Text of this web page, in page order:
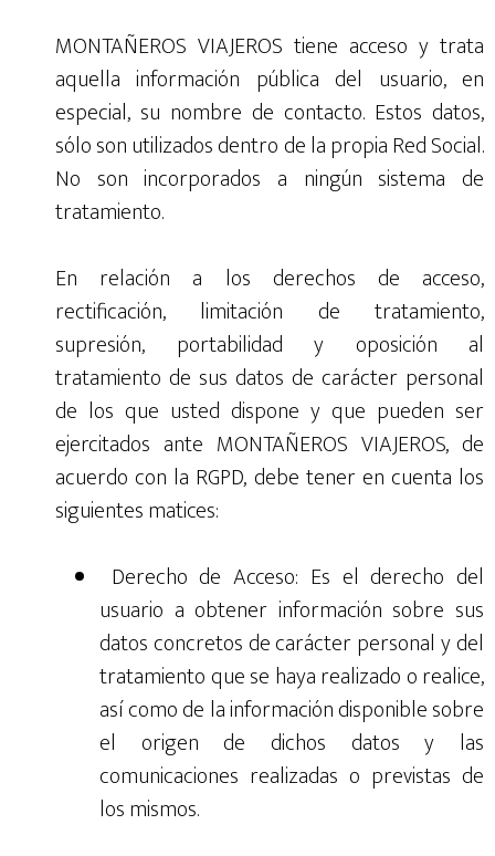
MONTAÑEROS VIAJEROS tiene acceso y trata
aquella información pública del usuario, en
especial, su nombre de contacto. Estos datos,
sólo son utilizados dentro de la propia Red Social.
No son incorporados a ningún sistema de
tratamiento.
En relación a los derechos de acceso,
rectificación, limitación de tratamiento,
supresión, portabilidad y oposición al
tratamiento de sus datos de carácter personal
de los que usted dispone y que pueden ser
ejercitados ante MONTAÑEROS VIAJEROS, de
acuerdo con la RGPD, debe tener en cuenta los
siguientes matices:
Derecho de Acceso: Es el derecho del
usuario a obtener información sobre sus
datos concretos de carácter personal y del
tratamiento que se haya realizado o realice,
así como de la información disponible sobre
el origen de dichos datos y las
comunicaciones realizadas o previstas de
los mismos.